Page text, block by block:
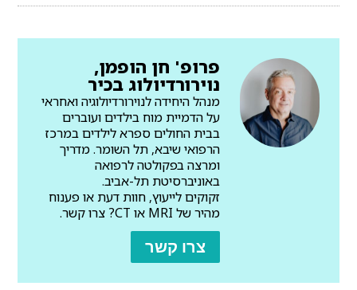
פרופ' חן הופמן,
נוירורדיולוג בכיר
מנהל היחידה לנוירורדיולוגיה ואחראי
על הדמיית מוח בילדים ועוברים
בבית החולים ספרא לילדים במרכז
הרפואי שיבא, תל השומר. מדריך
ומרצה בפקולטה לרפואה
באוניברסיטת תל-אביב.
זקוקים לייעוץ, חוות דעת או פענוח
מהיר של MRI או CT? צרו קשר.
צרו קשר